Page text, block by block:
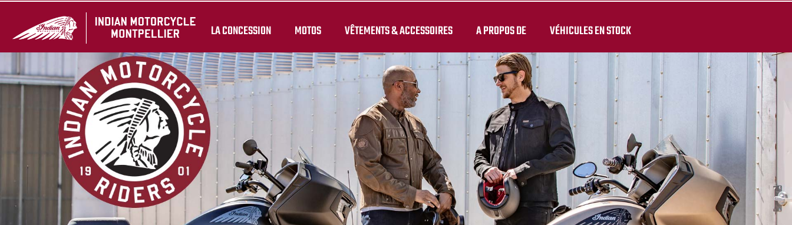
LA CONCESSION MOTOS VÊTEMENTS & ACCESSOIRES A PROPOS DE VÉHICULES EN STOCK